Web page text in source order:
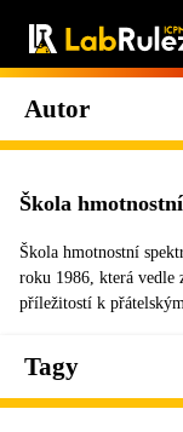
Autor
Škola
Škola hmotnostní
roku 1986, která vedle
příležitostí k
Tagy